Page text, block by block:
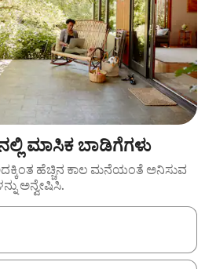
ಮಾಸಿಕ ಬಾಡಿಗೆಗಳು
ಹೆಚ್ಚಿನ ಕಾಲ ಮನೆಯಂತೆ ಅನಿಸುವ
ಅನ್ವೇಷಿಸಿ.
ಅಪ್ ಮತ್ತು ಡೌನ್ ಬಾಣದ ಕೀಲಿಗಳೊಂದಿಗೆ